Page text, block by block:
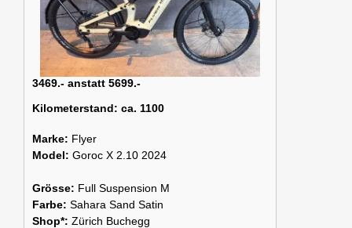
3469.- anstatt 5699.-
Kilometerstand: ca. 1100
Marke: Flyer
Model: Goroc X 2.10 2024
Grösse: Full Suspension M
Farbe: Sahara Sand Satin
Shop*: Zürich Buchegg